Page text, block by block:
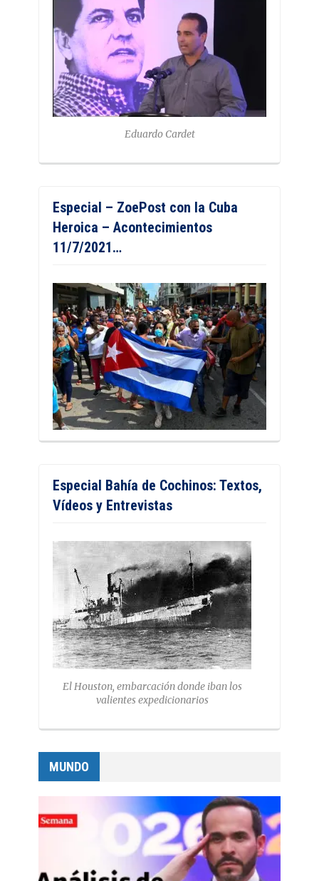
Eduardo Cardet
Especial – ZoePost con la Cuba
Heroica – Acontecimientos
11/7/2021…
Especial Bahía de Cochinos: Textos,
Vídeos y Entrevistas
El Houston, embarcación donde iban los
valientes expedicionarios
MUNDO